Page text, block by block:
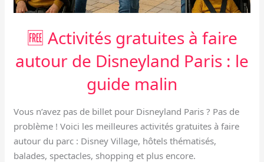
🆓 Activités gratuites à faire
autour de Disneyland Paris : le
guide malin
Vous n’avez pas de billet pour Disneyland Paris ? Pas de
problème ! Voici les meilleures activités gratuites à faire
autour du parc : Disney Village, hôtels thématisés,
balades, spectacles, shopping et plus encore.